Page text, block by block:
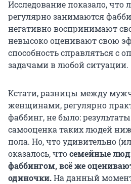
Исследование показало, что
регулярно занимаются
негативно воспринимают
невысоко оценивают свою
способность справляться с
задачами в любой ситуации.
Кстати, разницы между
женщинами, регулярно
фаббинг, не было:
самооценка таких людей
пола. Но, что удивительно
оказалось, чтосемейные
фаббингом, всё же
одиночки.На данный